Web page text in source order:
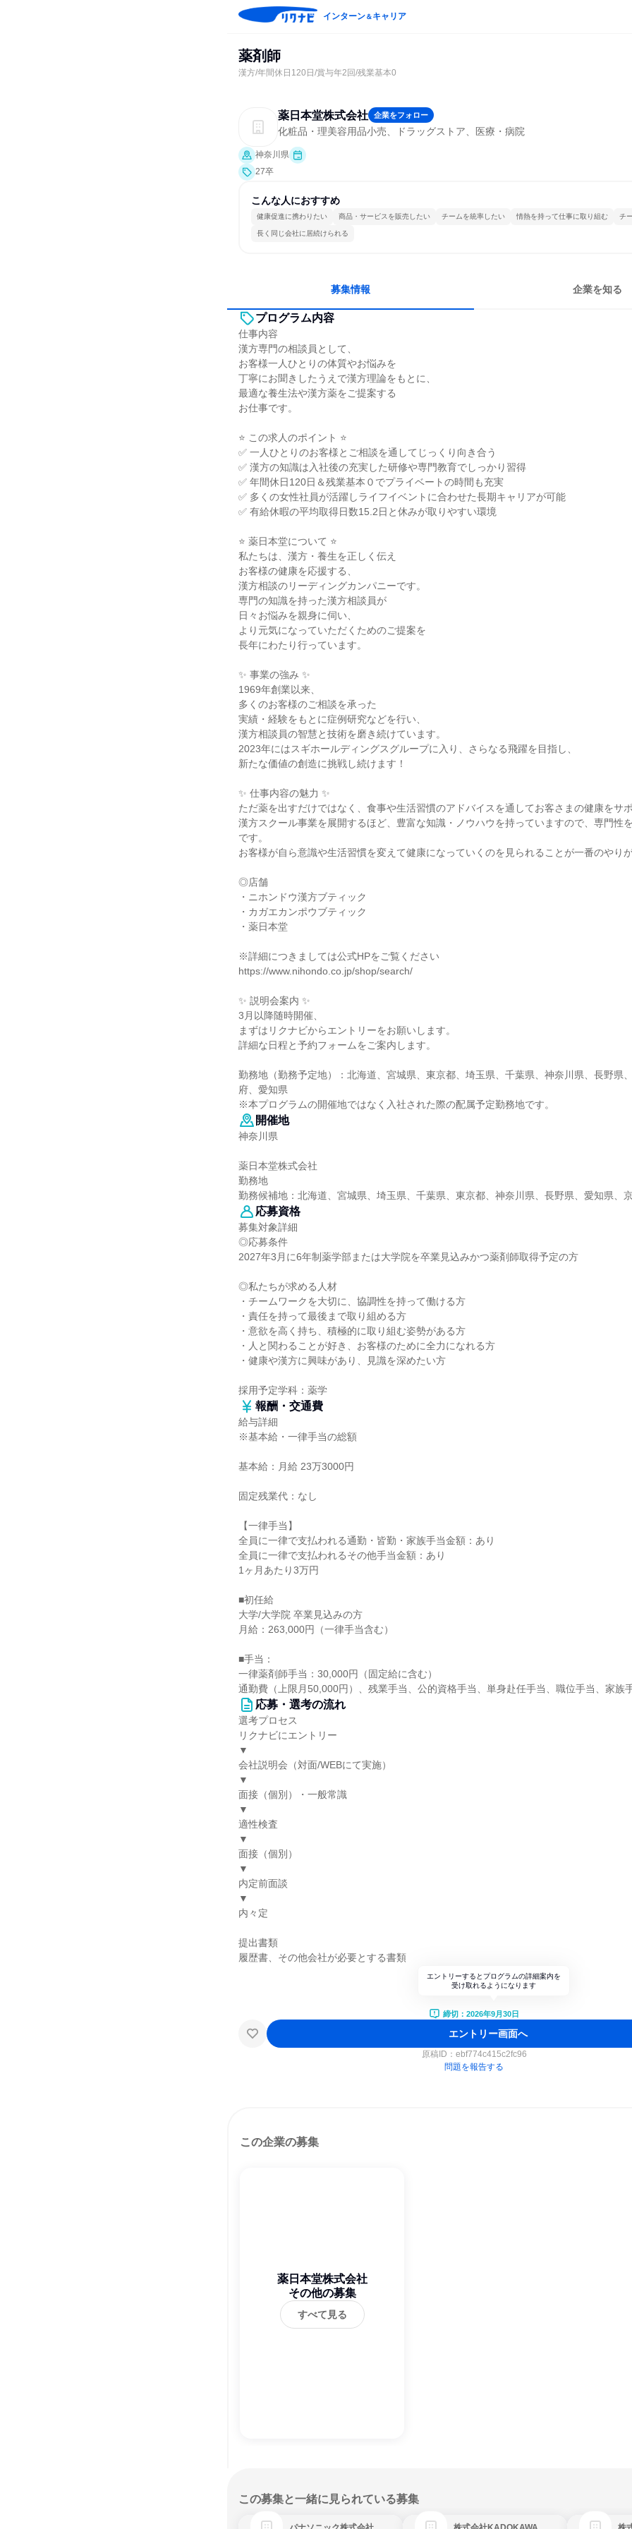
インターン＆キャリア
薬剤師
漢方/年間休日120日/賞与年2回/残業基本0
薬日本堂株式会社 企業をフォロー
化粧品・理美容用品小売、ドラッグストア、医療・病院
神奈川県
27卒
こんな人におすすめ
健康促進に携わりたい 商品・サービスを販売したい チームを統率したい 情熱を持って仕事に取り組む チ
長く同じ会社に居続けられる
募集情報 企業を知る
プログラム内容
仕事内容
漢方専門の相談員として、
お客様一人ひとりの体質やお悩みを
丁寧にお聞きしたうえで漢方理論をもとに、
最適な養生法や漢方薬をご提案する
お仕事です。
⭐ この求人のポイント ⭐
✅ 一人ひとりのお客様とご相談を通してじっくり向き合う
✅ 漢方の知識は入社後の充実した研修や専門教育でしっかり習得
✅ 年間休日120日＆残業基本０でプライベートの時間も充実
✅ 多くの女性社員が活躍しライフイベントに合わせた長期キャリアが可能
✅ 有給休暇の平均取得日数15.2日と休みが取りやすい環境
⭐ 薬日本堂について ⭐
私たちは、漢方・養生を正しく伝え
お客様の健康を応援する、
漢方相談のリーディングカンパニーです。
専門の知識を持った漢方相談員が
日々お悩みを親身に伺い、
より元気になっていただくためのご提案を
長年にわたり行っています。
✨ 事業の強み ✨
1969年創業以来、
多くのお客様のご相談を承った
実績・経験をもとに症例研究などを行い、
漢方相談員の智慧と技術を磨き続けています。
2023年にはスギホールディングスグループに入り、さらなる飛躍を目指し、
新たな価値の創造に挑戦し続けます！
✨ 仕事内容の魅力 ✨
ただ薬を出すだけではなく、食事や生活習慣のアドバイスを通してお客さまの健康をサ
漢方スクール事業を展開するほど、豊富な知識・ノウハウを持っていますので、専門性
です。
お客様が自ら意識や生活習慣を変えて健康になっていくのを見られることが一番のやり
◎店舗
・ニホンドウ漢方ブティック
・カガエカンポウブティック
・薬日本堂
※詳細につきましては公式HPをご覧ください
https://www.nihondo.co.jp/shop/search/
✨ 説明会案内 ✨
3月以降随時開催、
まずはリクナビからエントリーをお願いします。
詳細な日程と予約フォームをご案内します。
勤務地（勤務予定地）：北海道、宮城県、東京都、埼玉県、千葉県、神奈川県、長野県
府、愛知県
※本プログラムの開催地ではなく入社された際の配属予定勤務地です。
開催地
神奈川県
薬日本堂株式会社
勤務地
勤務候補地：北海道、宮城県、埼玉県、千葉県、東京都、神奈川県、長野県、愛知県、
応募資格
募集対象詳細
◎応募条件
2027年3月に6年制薬学部または大学院を卒業見込みかつ薬剤師取得予定の方
◎私たちが求める人材
・チームワークを大切に、協調性を持って働ける方
・責任を持って最後まで取り組める方
・意欲を高く持ち、積極的に取り組む姿勢がある方
・人と関わることが好き、お客様のために全力になれる方
・健康や漢方に興味があり、見識を深めたい方
採用予定学科：薬学
報酬・交通費
給与詳細
※基本給・一律手当の総額
基本給：月給 23万3000円
固定残業代：なし
【一律手当】
全員に一律で支払われる通勤・皆勤・家族手当金額：あり
全員に一律で支払われるその他手当金額：あり
1ヶ月あたり3万円
■初任給
大学/大学院 卒業見込みの方
月給：263,000円（一律手当含む）
■手当：
一律薬剤師手当：30,000円（固定給に含む）
通勤費（上限月50,000円）、残業手当、公的資格手当、単身赴任手当、職位手当、家族
応募・選考の流れ
選考プロセス
リクナビにエントリー
▼
会社説明会（対面/WEBにて実施）
▼
面接（個別）・一般常識
▼
適性検査
▼
面接（個別）
▼
内定前面談
▼
内々定
提出書類
履歴書、その他会社が必要とする書類
エントリーするとプログラムの詳細案内を
受け取れるようになります
締切：2026年9月30日
エントリー画面へ
原稿ID： ebf774c415c2fc96
問題を報告する
この企業の募集
薬日本堂株式会社
その他の募集
すべて見る
この募集と一緒に見られている募集